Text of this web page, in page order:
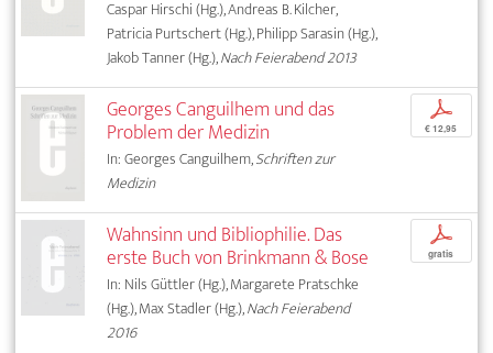
Caspar Hirschi (Hg.), Andreas B. Kilcher,
Patricia Purtschert (Hg.), Philipp Sarasin (Hg.),
Jakob Tanner (Hg.),Nach Feierabend 2013
Georges Canguilhem und das
Problem der Medizin
In: Georges Canguilhem,Schriften zur
Medizin
p
€ 12,95
Wahnsinn und Bibliophilie. Das
erste Buch von Brinkmann & Bose
In: Nils Güttler (Hg.), Margarete Pratschke
(Hg.), Max Stadler (Hg.),Nach Feierabend
2016
p
gratis